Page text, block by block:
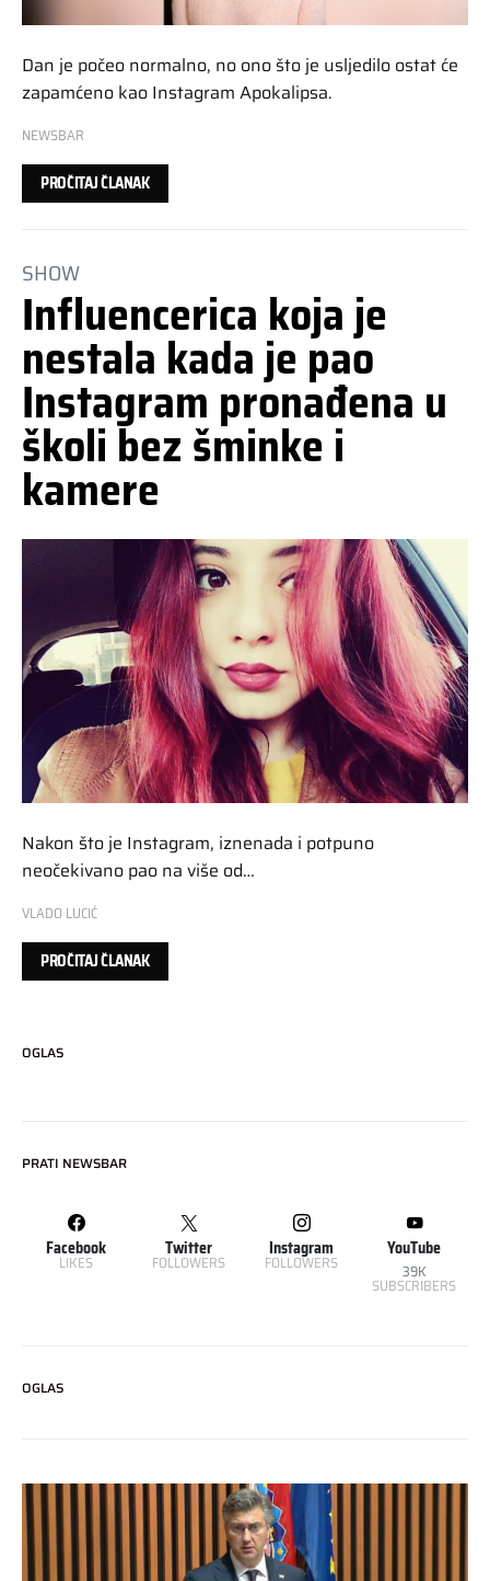
Dan je počeo normalno, no ono što je usljedilo ostat će
zapamćeno kao Instagram Apokalipsa.
NEWSBAR
PROČITAJ ČLANAK
SHOW
Influencerica koja je
nestala kada je pao
Instagram pronađena u
školi bez šminke i
kamere
Nakon što je Instagram, iznenada i potpuno
neočekivano pao na više od…
VLADO LUCIĆ
PROČITAJ ČLANAK
OGLAS
PRATI NEWSBAR
Facebook
LIKES
Twitter
FOLLOWERS
Instagram
FOLLOWERS
YouTube
39K
SUBSCRIBERS
OGLAS